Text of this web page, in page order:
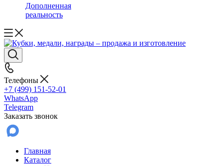
Дополненная
реальность
Телефоны
+7 (499) 151-52-01
WhatsApp
Telegram
Заказать звонок
Главная
Каталог